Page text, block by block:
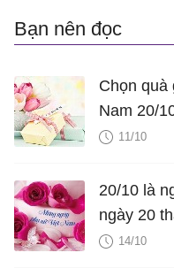
Bạn nên đọc
Chọn quà
Nam 20/
11/10
20/10 là
ngày 20
14/10